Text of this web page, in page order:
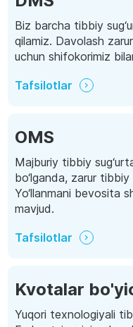
Biz barcha tibbiy
qilamiz. Davolash
uchun shifokorimiz
Tafsilotlar
OMS
Majburiy tibbiy
bo‘lganda, zarur
Yo‘llanmani bevosita
mavjud.
Tafsilotlar
Kvotalar
Yuqori texnologiyali